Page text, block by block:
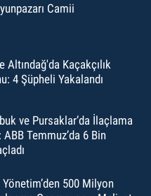
Camii
Altındağ'da Kaçakçılık
4 Şüpheli Yakalandı
ve Pursaklar’da İlaçlama
ABB Temmuz’da 6 Bin
500 Milyon